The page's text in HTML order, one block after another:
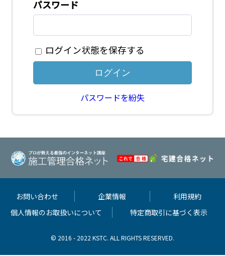
パスワード
ログイン状態を保存する
パスワードを紛失
お問い合わせ 企業情報
利用規約
個人情報のお取扱いについて
特定商取引に基づく表示
© 2016 - 2022 KSTC. ALL RIGHTS RESERVED.